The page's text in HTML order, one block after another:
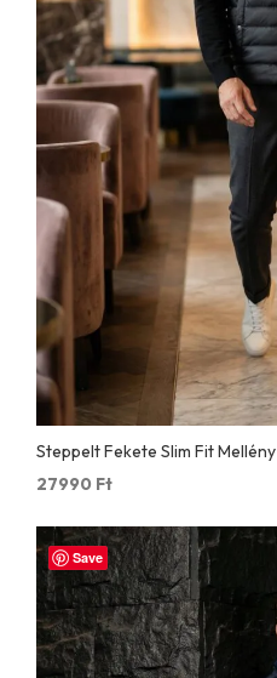
Steppelt Fekete Slim Fit Mellény
27990 Ft
Save